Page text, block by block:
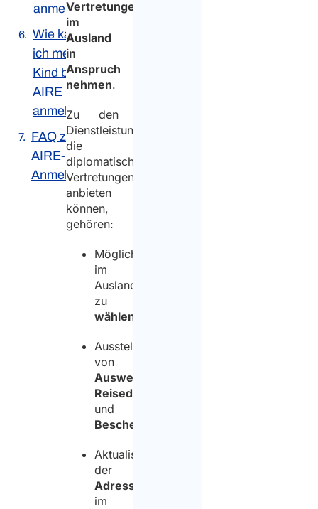
anmeldet?
Wie kann
ich mein
Kind bei
AIRE
anmelden?
FAQ zur
AIRE-
Anmeldung
Vertretungen
im
Ausland
in
Anspruch
nehmen.
Zu den
Dienstleistungen,
die
diplomatische
Vertretungen
anbieten
können,
gehören:
Möglichkeit,
im
Ausland
zu
wählen
Ausstellung
von
Ausweisen,
Reisedokumenten
und
Bescheinigungen
Aktualisierung
der
Adresse
im